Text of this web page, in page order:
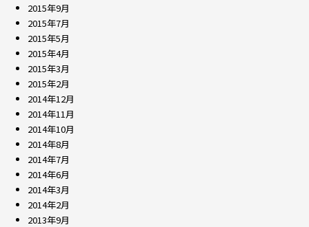
2015年9月
2015年7月
2015年5月
2015年4月
2015年3月
2015年2月
2014年12月
2014年11月
2014年10月
2014年8月
2014年7月
2014年6月
2014年3月
2014年2月
2013年9月